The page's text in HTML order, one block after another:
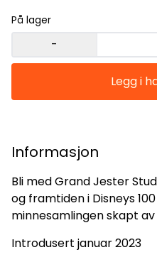
lager en glitrende
bak seg. Tingelig har
hvite dusker og turkise
Designet i Burbank California.
På lager
-
Informasjon
Bli med Grand Jester
og framtiden i Disneys
minnesamlingen skapt av
Introdusert januar 2023